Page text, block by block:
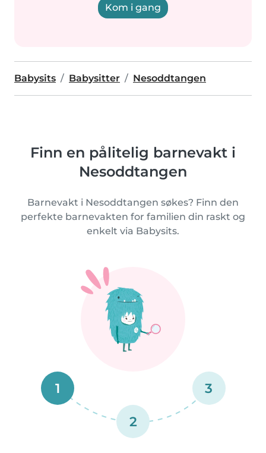
Kom i gang
Babysits Babysitter Nesoddtangen
Finn en pålitelig barnevakt i
Nesoddtangen
Barnevakt i Nesoddtangen søkes? Finn den
perfekte barnevakten for familien din raskt og
enkelt via Babysits.
1
2
3